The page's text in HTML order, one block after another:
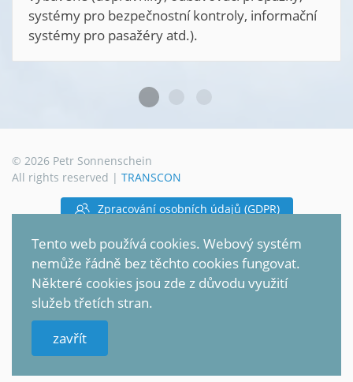
stavebnictví, která zahrnuje výkon
stavby, technický dozor stavebníka,
činnost.
All rights reserved |
TRANSCON
Zpracování osobních údajů (GDPR)
Tento web používá cookies. Webový systém
nemůže řádně bez těchto cookies fungovat.
Některé cookies jsou zde z důvodu využití
služeb třetích stran.
zavřít